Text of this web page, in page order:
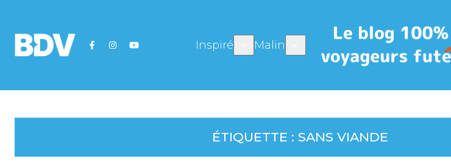
Inspiré Malin
ÉTIQUETTE : SANS VIANDE